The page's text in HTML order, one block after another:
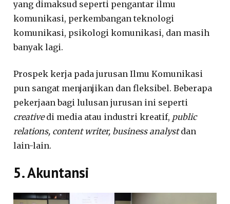
yang dimaksud seperti pengantar ilmu
komunikasi, perkembangan teknologi
komunikasi, psikologi komunikasi, dan masih
banyak lagi.
Prospek kerja pada jurusan Ilmu Komunikasi
pun sangat menjanjikan dan fleksibel. Beberapa
pekerjaan bagi lulusan jurusan ini seperti
creativedi media atau industri kreatif, public
relations, content writer, business analystdan
lain-lain.
5. Akuntansi